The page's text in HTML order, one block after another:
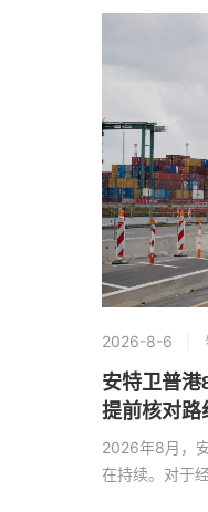
2026-8-6
安特卫普港
提前核对路
2026年8月，
在持续。对于